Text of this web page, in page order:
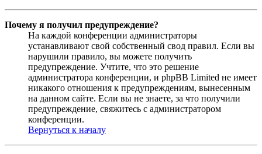
Почему я получил предупреждение?
На каждой конференции администраторы
устанавливают свой собственный свод правил. Если вы
нарушили правило, вы можете получить
предупреждение. Учтите, что это решение
администратора конференции, и phpBB Limited не имеет
никакого отношения к предупреждениям, вынесенным
на данном сайте. Если вы не знаете, за что получили
предупреждение, свяжитесь с администратором
конференции.
Вернуться к началу